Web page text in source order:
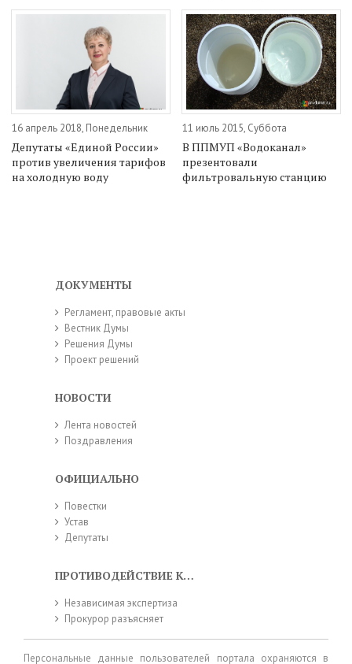
16 апрель 2018, Понедельник
Депутаты «Единой России»
против увеличения тарифов
на холодную воду
11 июль 2015, Суббота
В ППМУП «Водоканал»
презентовали
фильтровальную станцию
ДОКУМЕНТЫ
Регламент, правовые акты
Вестник Думы
Решения Думы
Проект решений
НОВОСТИ
Лента новостей
Поздравления
ОФИЦИАЛЬНО
Повестки
Устав
Депутаты
ПРОТИВОДЕЙСТВИЕ КОРРУПЦИИ
Независимая экспертиза
Прокурор разъясняет
Персональные данные пользователей портала охраняются в